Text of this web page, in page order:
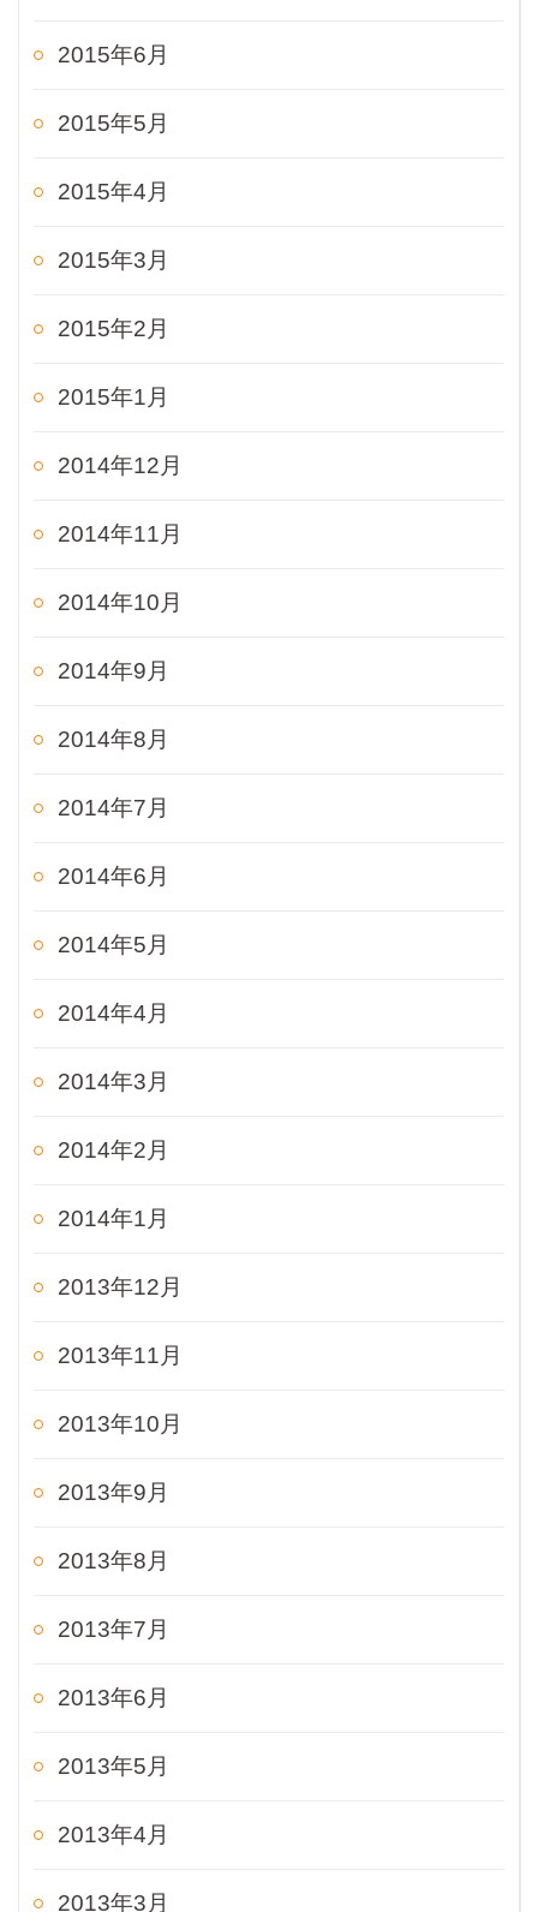
2015年6月
2015年5月
2015年4月
2015年3月
2015年2月
2015年1月
2014年12月
2014年11月
2014年10月
2014年9月
2014年8月
2014年7月
2014年6月
2014年5月
2014年4月
2014年3月
2014年2月
2014年1月
2013年12月
2013年11月
2013年10月
2013年9月
2013年8月
2013年7月
2013年6月
2013年5月
2013年4月
2013年3月